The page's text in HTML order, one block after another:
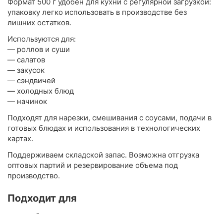
Формат 500 г удобен для кухни с регулярной загрузкой:
упаковку легко использовать в производстве без
лишних остатков.
Используются для:
— роллов и суши
— салатов
— закусок
— сэндвичей
— холодных блюд
— начинок
Подходят для нарезки, смешивания с соусами, подачи в
готовых блюдах и использования в технологических
картах.
Поддерживаем складской запас. Возможна отгрузка
оптовых партий и резервирование объема под
производство.
Подходит для